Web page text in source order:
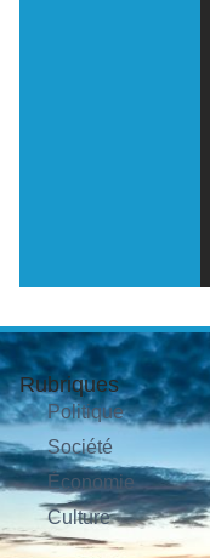
Rubriques
Politique
Société
Économie
Culture